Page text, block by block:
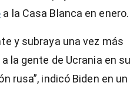
a la Casa Blanca en enero.
y subraya una vez más
la gente de Ucrania en su
rusa”, indicó Biden en un